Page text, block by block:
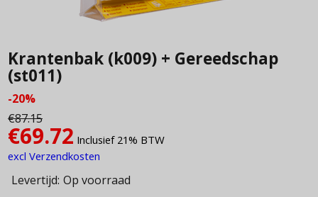
Krantenbak (k009) + Gereedschap
(st011)
-20%
€87.15
€69.72 Inclusief 21% BTW
excl Verzendkosten
Levertijd: Op voorraad